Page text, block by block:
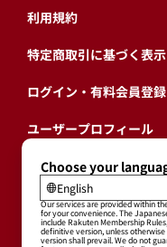
利用規約
特定商取引に基づく表示
ログイン・有料会員登録
ユーザープロフィール
会員情報引継ぎ
退会